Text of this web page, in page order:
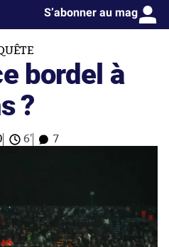
S’abonner au mag
bordel à
?
6' 7